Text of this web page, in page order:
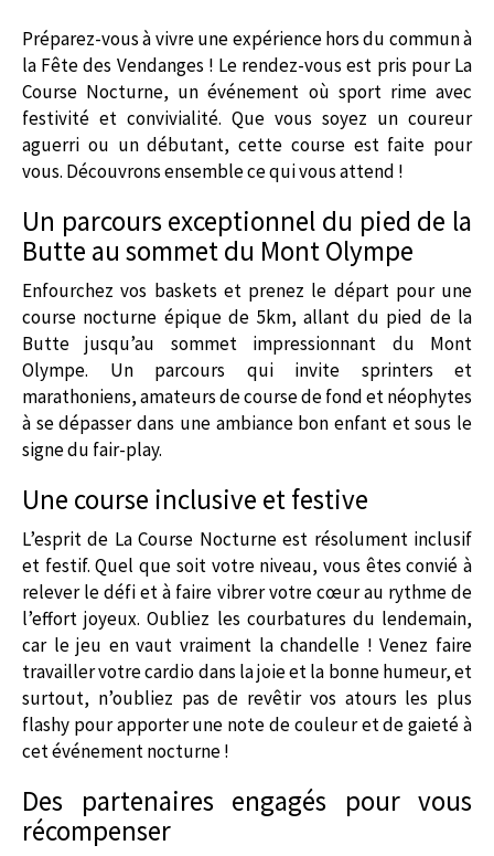
Préparez-vous à vivre une expérience hors du commun à
la Fête des Vendanges ! Le rendez-vous est pris pour La
Course Nocturne, un événement où sport rime avec
festivité et convivialité. Que vous soyez un coureur
aguerri ou un débutant, cette course est faite pour
vous. Découvrons ensemble ce qui vous attend !
Un parcours exceptionnel du pied de la
Butte au sommet du Mont Olympe
Enfourchez vos baskets et prenez le départ pour une
course nocturne épique de 5km, allant du pied de la
Butte jusqu’au sommet impressionnant du Mont
Olympe. Un parcours qui invite sprinters et
marathoniens, amateurs de course de fond et néophytes
à se dépasser dans une ambiance bon enfant et sous le
signe du fair-play.
Une course inclusive et festive
L’esprit de La Course Nocturne est résolument inclusif
et festif. Quel que soit votre niveau, vous êtes convié à
relever le défi et à faire vibrer votre cœur au rythme de
l’effort joyeux. Oubliez les courbatures du lendemain,
car le jeu en vaut vraiment la chandelle ! Venez faire
travailler votre cardio dans la joie et la bonne humeur, et
surtout, n’oubliez pas de revêtir vos atours les plus
flashy pour apporter une note de couleur et de gaieté à
cet événement nocturne !
Des partenaires engagés pour vous
récompenser